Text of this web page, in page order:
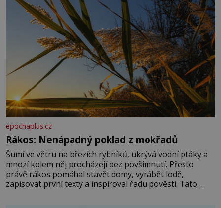
epochaplus.cz
Rákos: Nenápadný poklad z mokřadů
Šumí ve větru na březích rybníků, ukrývá vodní ptáky a
mnozí kolem něj procházejí bez povšimnutí. Přesto
právě rákos pomáhal stavět domy, vyrábět lodě,
zapisovat první texty a inspiroval řadu pověstí. Tato